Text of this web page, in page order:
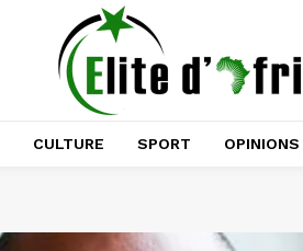
CULTURE SPORT OPINIONS